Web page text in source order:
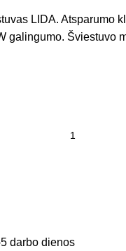
LIDA. Atsparumo
galingumo. Šviestuvo
darbo dienos